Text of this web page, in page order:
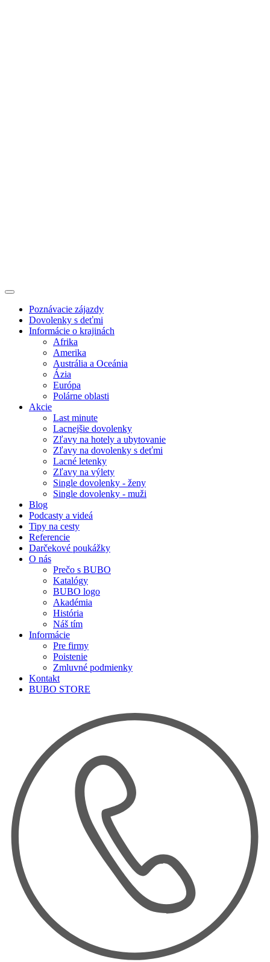
Poznávacie zájazdy
Dovolenky s deťmi
Informácie o krajinách
Afrika
Amerika
Austrália a Oceánia
Ázia
Európa
Polárne oblasti
Akcie
Last minute
Lacnejšie dovolenky
Zľavy na hotely a ubytovanie
Zľavy na dovolenky s deťmi
Lacné letenky
Zľavy na výlety
Single dovolenky - ženy
Single dovolenky - muži
Blog
Podcasty a videá
Tipy na cesty
Referencie
Darčekové poukážky
O nás
Prečo s BUBO
Katalógy
BUBO logo
Akadémia
História
Náš tím
Informácie
Pre firmy
Poistenie
Zmluvné podmienky
Kontakt
BUBO STORE